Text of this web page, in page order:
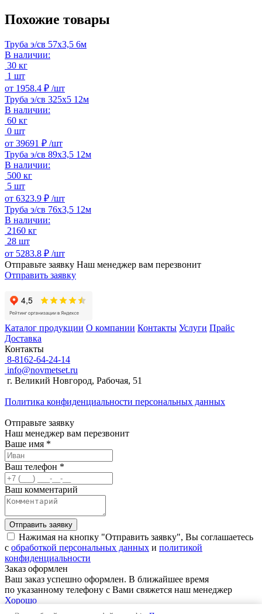
Похожие товары
Труба э/св 57х3,5 6м
В наличии:
30 кг
1 шт
от 1958.4 ₽ /шт
Труба э/св 325х5 12м
В наличии:
60 кг
0 шт
от 39691 ₽ /шт
Труба э/св 89х3,5 12м
В наличии:
500 кг
5 шт
от 6323.9 ₽ /шт
Труба э/св 76х3,5 12м
В наличии:
2160 кг
28 шт
от 5283.8 ₽ /шт
Отправьте заявку Наш менеджер вам перезвонит
Отправить заявку
Каталог продукции О компании Контакты Услуги Прайс
Доставка
Контакты
8-8162-64-24-14
info@novmetset.ru
г. Великий Новгород, Рабочая, 51
Политика конфиденциальности персональных данных
Отправьте заявку
Наш менеджер вам перезвонит
Ваше имя *
Ваш телефон *
Ваш комментарий
Отправить заявку
Нажимая на кнопку "Отправить заявку", Вы соглашаетесь
с обработкой персональных данных и политикой
конфиденциальности
Заказ оформлен
Ваш заказ успешно оформлен. В ближайшее время
по указанному телефону с Вами свяжется наш менеджер
Хорошо
Заявка принята